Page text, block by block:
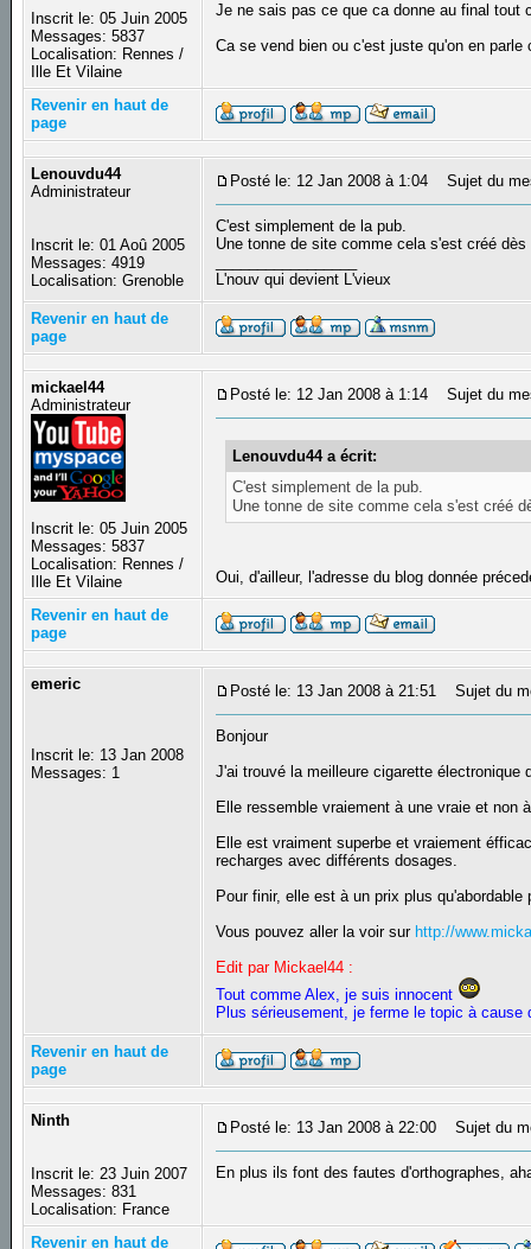
Inscrit le: 05 Juin 2005
Messages: 5837
Localisation: Rennes /
Ille Et Vilaine
Je ne sais pas ce que ca donne au final tout
Ca se vend bien ou c'est juste qu'on en
Revenir en haut de
page
Lenouvdu44
Administrateur
Inscrit le: 01 Aoû 2005
Messages: 4919
Localisation: Grenoble
Posté le: 12 Jan 2008 à 1:04 Sujet du
C'est simplement de la pub.
Une tonne de site comme cela s'est créé dès
L'nouv qui devient L'vieux
Revenir en haut de
page
mickael44
Administrateur
Inscrit le: 05 Juin 2005
Messages: 5837
Localisation: Rennes /
Ille Et Vilaine
Posté le: 12 Jan 2008 à 1:14 Sujet du
Lenouvdu44 a écrit:
C'est simplement de la pub.
Une tonne de site comme cela s'est créé
Oui, d'ailleur, l'adresse du blog donnée
Revenir en haut de
page
emeric
Inscrit le: 13 Jan 2008
Messages: 1
Posté le: 13 Jan 2008 à 21:51 Sujet du
Bonjour
J'ai trouvé la meilleure cigarette électronique
Elle ressemble vraiement à une vraie et non
Elle est vraiment superbe et vraiement
recharges avec différents dosages.
Pour finir, elle est à un prix plus
Vous pouvez aller la voir sur http://
Edit par Mickael44 :
Tout comme Alex, je suis innocent
Plus sérieusement, je ferme le topic à
Revenir en haut de
page
Ninth
Inscrit le: 23 Juin 2007
Messages: 831
Localisation: France
Posté le: 13 Jan 2008 à 22:00 Sujet du
En plus ils font des fautes d'orthographes,
Revenir en haut de